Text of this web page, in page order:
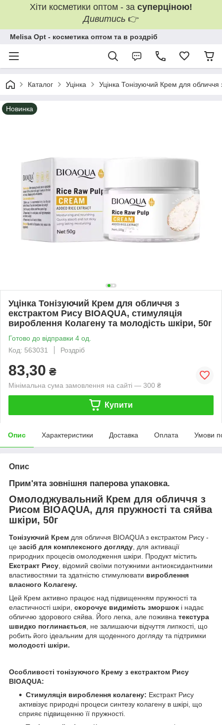
Хіти косметики оптом - за суперціною!
Дивитись 👉
Melisa Opt - косметика оптом та в роздріб
Каталог Уцінка Уцінка Тонізуючий Крем для обличчя
Новинка
Уцінка Тонізуючий Крем для обличчя з
екстрактом Рису BIOAQUA, стимуляція
вироблення Колагену та молодість шкіри, 50г
Готово до відправки 4 од.
Код: 563031
Роздріб
83,30 ₴
Мінімальна сума замовлення на сайті — 300 ₴
Купити
Опис Характеристики Доставка Оплата Умови
Опис
Прим'ята зовнішня паперова упаковка.
Омолоджувальний Крем для обличчя з
Рисом BIOAQUA, для пружності та сяйва
шкіри, 50г
Тонізуючий Крем для обличчя BIOAQUA з екстрактом Рису -
це засіб для комплексного догляду, для активації
природних процесів омолодження шкіри. Продукт містить
Екстракт Рису, відомий своїми потужними антиоксидантними
властивостями та здатністю стимулювати вироблення
власного Колагену.
Цей Крем активно працює над підвищенням пружності та
еластичності шкіри, скорочує видимість зморшок і надає
обличчю здорового сяйва. Його легка, але поживна текстура
швидко поглинається, не залишаючи відчуття липкості, що
робить його ідеальним для щоденного догляду та підтримки
молодості шкіри.
Особливості тонізуючого Крему з екстрактом Рису
BIOAQUA:
Стимуляція вироблення колагену: Екстракт Рису
активізує природні процеси синтезу колагену в шкірі, що
сприяє підвищенню її пружності.